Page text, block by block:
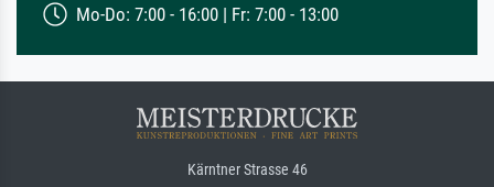
Mo-Do: 7:00 - 16:00 | Fr: 7:00 - 13:00
Kärntner Strasse 46